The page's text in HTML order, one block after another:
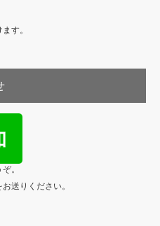
す。
。
送りください。